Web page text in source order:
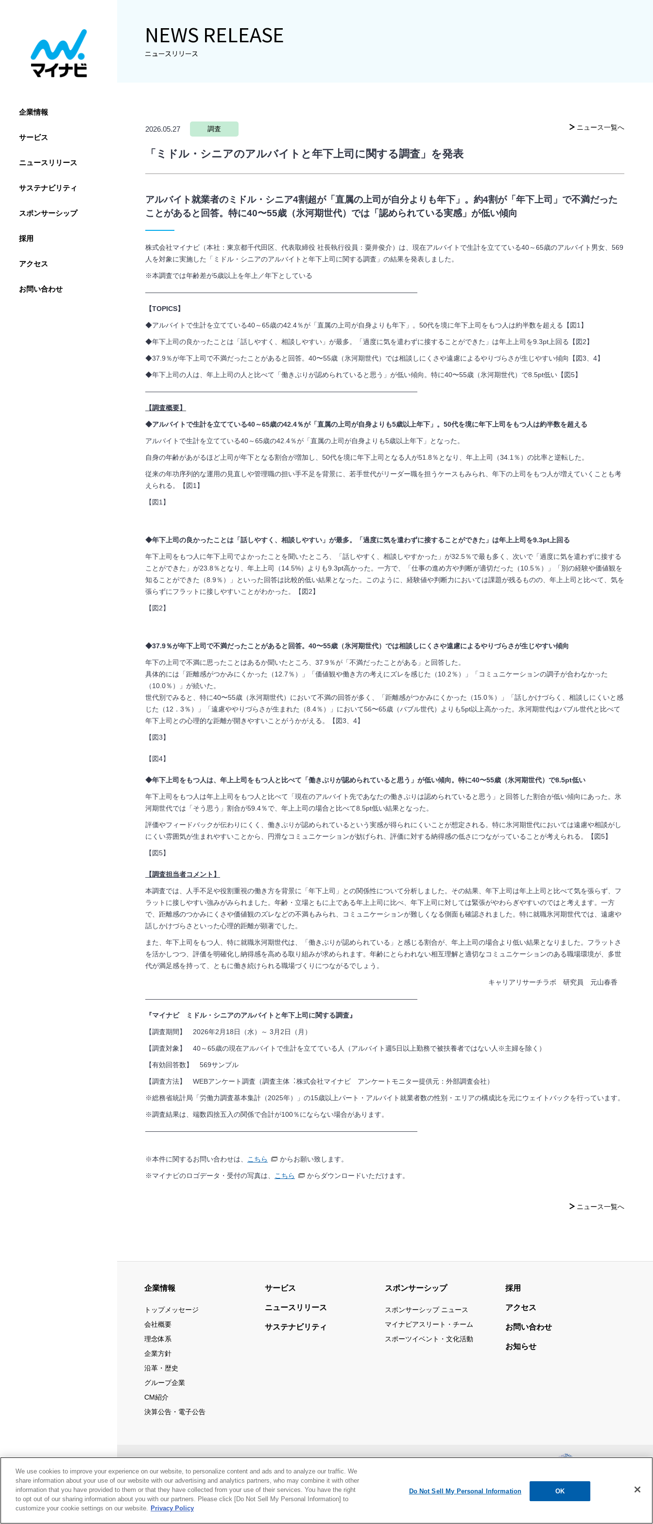
企業情報
サービス
ニュースリリース
サステナビリティ
スポンサーシップ
採用
アクセス
お問い合わせ
JP EN
NEWS RELEASE
ニュースリリース
2026.05.27 調査 ニュース一覧へ
「ミドル・シニアのアルバイトと年下上司に関する調査」を発表
アルバイト就業者のミドル・シニア4割超が「直属の上司が自分よりも年下」。約4割が「年下上司」で不満だった
ことがあると回答。特に40〜55歳（氷河期世代）では「認められている実感」が低い傾向
株式会社マイナビ（本社：東京都千代田区、代表取締役 社長執行役員：粟井俊介）は、現在アルバイトで生計を立てている40～65歳のアルバイト男女、 569
人を対象に実施した「ミドル・シニアのアルバイトと年下上司に関する調査」の結果を発表しました。
※本調査では年齢差が5歳以上を年上／年下としている
————————————————————————————————————————
【TOPICS】
◆アルバイトで生計を立てている40～65歳の42.4％が「直属の上司が自身よりも年下」。 50代を境に年下上司をもつ人は約半数を超える【図1 】
◆年下上司の良かったことは「話しやすく、相談しやすい」が最多。「過度に気を遣わずに接することができた」は年上上司を9.3pt 上回る【図2】
◆37.9％が年下上司で不満だったことがあると回答。 40〜55歳（氷河期世代）では相談しにくさや遠慮によるやりづらさが生じやすい傾向【図3 4】
◆年下上司の人は、年上上司の人と比べて「働きぶりが認められていると思う」が低い傾向。特に40〜55歳（氷河期世代）で8.5pt低い【図5】
————————————————————————————————————————
【調査概要】
◆アルバイトで生計を立てている40～65歳の42.4％が「直属の上司が自身よりも5歳以上年下」。50代を境に年下上司をもつ人は約半数を超える
アルバイトで生計を立てている40～65歳の42.4％が「直属の上司が自身よりも5歳以上年下」となった。
自身の年齢があがるほど上司が年下となる割合が増加し、 50代を境に年下上司となる人が51.8％となり、年上上司（34.1 ％）の比率と逆転した。
従来の年功序列的な運用の見直しや管理職の担い手不足を背景に、若手世代がリーダー職を担うケースもみられ、年下の上司をもつ人が増えていくことも考
えられる。【図1 】
【図1 】
◆年下上司の良かったことは「話しやすく、相談しやすい」が最多。「過度に気を遣わずに接することができた」は年上上司を9.3pt上回る
年下上司をもつ人に年下上司でよかったことを聞いたところ、「話しやすく、相談しやすかった」が32.5％で最も多く、次いで「過度に気を遣わずに接する
ことができた」が23.8％となり、年上上司（14.5%）よりも9.3pt高かった。一方で、「仕事の進め方や判断が適切だった（10.5％）」「別の経験や価値観を
知ることができた（8.9％）」といった回答は比較的低い結果となった。このように、経験値や判断力においては課題が残るものの、年上上司と比べて、気を
張らずにフラットに接しやすいことがわかった。【図2】
【図2】
◆37.9％が年下上司で不満だったことがあると回答。40〜55歳（氷河期世代）では相談しにくさや遠慮によるやりづらさが生じやすい傾向
年下の上司で不満に思ったことはあるか聞いたところ、 37.9％が「不満だったことがある」と回答した。
具体的には「距離感がつかみにくかった（12.7％）」「価値観や働き方の考えにズレを感じた（10.2％）」「コミュニケーションの調子が合わなかった
（10.0％）」が続いた。
世代別でみると、特に40〜55歳（氷河期世代）において不満の回答が多く、「距離感がつかみにくかった（15.0％）」「話しかけづらく、相談しにくいと感
じた（12 ． 3％）」「遠慮ややりづらさが生まれた（8.4％）」において56〜65歳（バブル世代）よりも5pt以上高かった。氷河期世代はバブル世代と比べて
年下上司との心理的な距離が開きやすいことがうかがえる。【図3 4】
【図3】
【図4】
◆年下上司をもつ人は、年上上司をもつ人と比べて「働きぶりが認められていると思う」が低い傾向。特に40〜55歳（氷河期世代）で8.5pt低い
年下上司をもつ人は年上上司をもつ人と比べて「現在のアルバイト先であなたの働きぶりは認められていると思う」と回答した割合が低い傾向にあった。氷
河期世代では「そう思う」割合が59.4％で、年上上司の場合と比べて8.5pt低い結果となった。
評価やフィードバックが伝わりにくく、働きぶりが認められているという実感が得られにくいことが想定される。特に氷河期世代においては遠慮や相談がし
にくい雰囲気が生まれやすいことから、円滑なコミュニケーションが妨げられ、評価に対する納得感の低さにつながっていることが考えられる。【図5】
【図5】
【調査担当者コメント】
本調査では、人手不足や役割重視の働き方を背景に「年下上司」との関係性について分析しました。その結果、年下上司は年上上司と比べて気を張らず、フ
ラットに接しやすい強みがみられました。年齢・立場ともに上である年上上司に比べ、年下上司に対しては緊張がやわらぎやすいのではと考えます。一方
で、距離感のつかみにくさや価値観のズレなどの不満もみられ、コミュニケーションが難しくなる側面も確認されました。特に就職氷河期世代では、遠慮や
話しかけづらさといった心理的距離が顕著でした。
また、年下上司をもつ人、特に就職氷河期世代は、「働きぶりが認められている」と感じる割合が、年上上司の場合より低い結果となりました。フラットさ
を活かしつつ、評価を明確化し納得感を高める取り組みが求められます。年齢にとらわれない相互理解と適切なコミュニケーションのある職場環境が、多世
代が満足感を持って、ともに働き続けられる職場づくりにつながるでしょう。
キャリアリサーチラボ 研究員 元山春香
————————————————————————————————————————
『マイナビ ミドル・シニアのアルバイトと年下上司に関する調査』
【調査期間】 2026年2月18日（水）～ 3月2日（月）
【調査対象】 40～65歳の現在アルバイトで生計を立てている人（アルバイト週5日以上勤務で被扶養者ではない人※主婦を除く）
【有効回答数】 569サンプル
【調査方法】 WEBアンケート調査（調査主体︓株式会社マイナビ アンケートモニター提供元：外部調査会社）
※総務省統計局「労働力調査基本集計（2025年）」の15歳以上パート・アルバイト就業者数の性別・エリアの構成比を元にウェイトバックを行っています。
※調査結果は、端数四捨五入の関係で合計が100％にならない場合があります。
————————————————————————————————————————
※本件に関するお問い合わせは、 こちら からお願い致します。
※マイナビのロゴデータ・受付の写真は、 こちら からダウンロードいただけます。
ニュース一覧へ
企業情報
トップメッセージ
会社概要
理念体系
企業方針
沿革・歴史
グループ企業
CM紹介
決算公告・電子公告
サービス
ニュースリリース
サステナビリティ
スポンサーシップ
スポンサーシップ ニュース
マイナビアスリート・チーム
スポーツイベント・文化活動
採用
アクセス
お問い合わせ
お知らせ
公式アカウント
Copyright © Mynavi Corporation
We use cookies to improve your experience on our website, to personalize content and ads and to analyze our traffic. We
share information about your use of our website with our advertising and analytics partners, who may combine it with other
information that you have provided to them or that they have collected from your use of their services. You have the right
to opt out of our sharing information about you with our partners. Please click [Do Not Sell My Personal Information] to
customize your cookie settings on our website. Privacy Policy
Do Not Sell My Personal Information OK